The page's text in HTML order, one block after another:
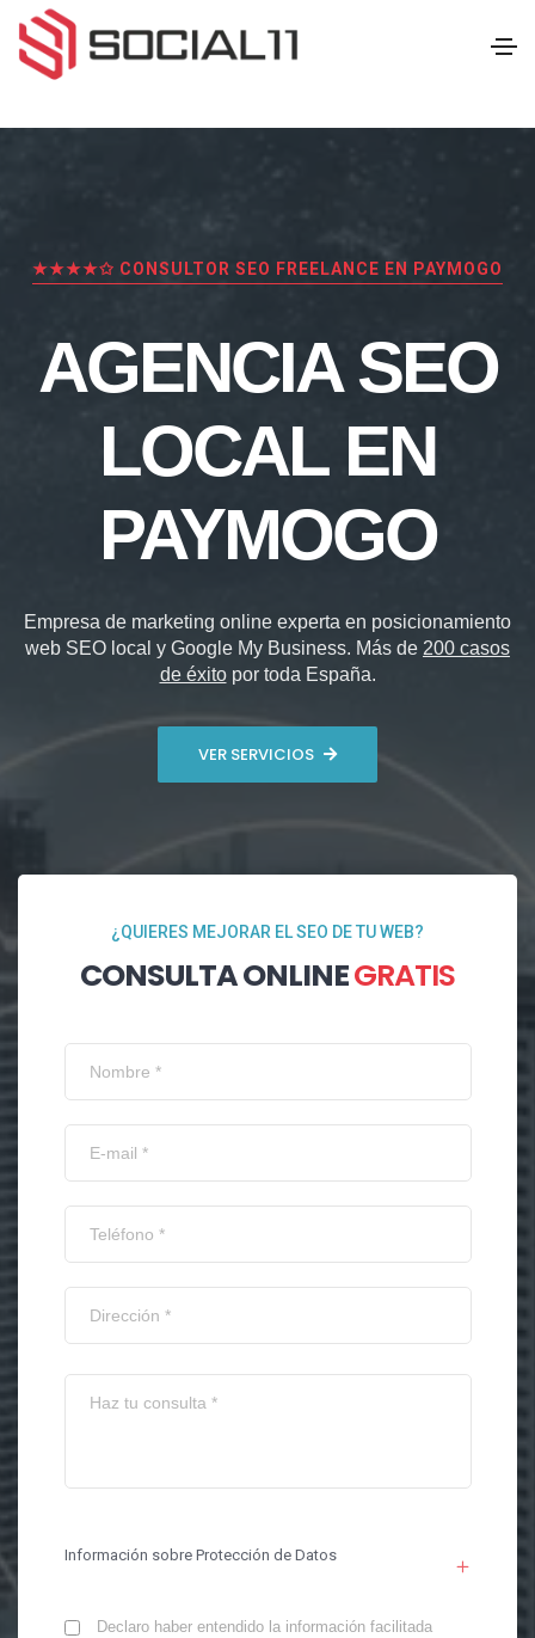
★★★★✩ CONSULTOR SEO FREELANCE EN PAYMOGO
AGENCIA SEO
LOCAL EN
PAYMOGO
Empresa de marketing online experta en posicionamiento
web SEO local y Google My Business. Más de 200 casos
de éxitopor toda España.
VER SERVICIOS
¿QUIERES MEJORAR EL SEO DE TU WEB?
CONSULTA ONLINEGRATIS
Información sobre Protección de Datos
Declaro haber entendido la información facilitada